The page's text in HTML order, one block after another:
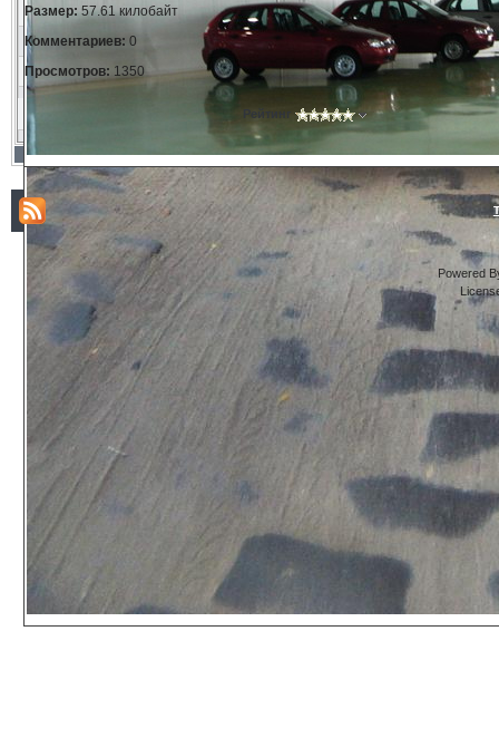
Размер: 57.61 килобайт
Комментариев: 0
Просмотров: 1350
Рейтинг
Powered